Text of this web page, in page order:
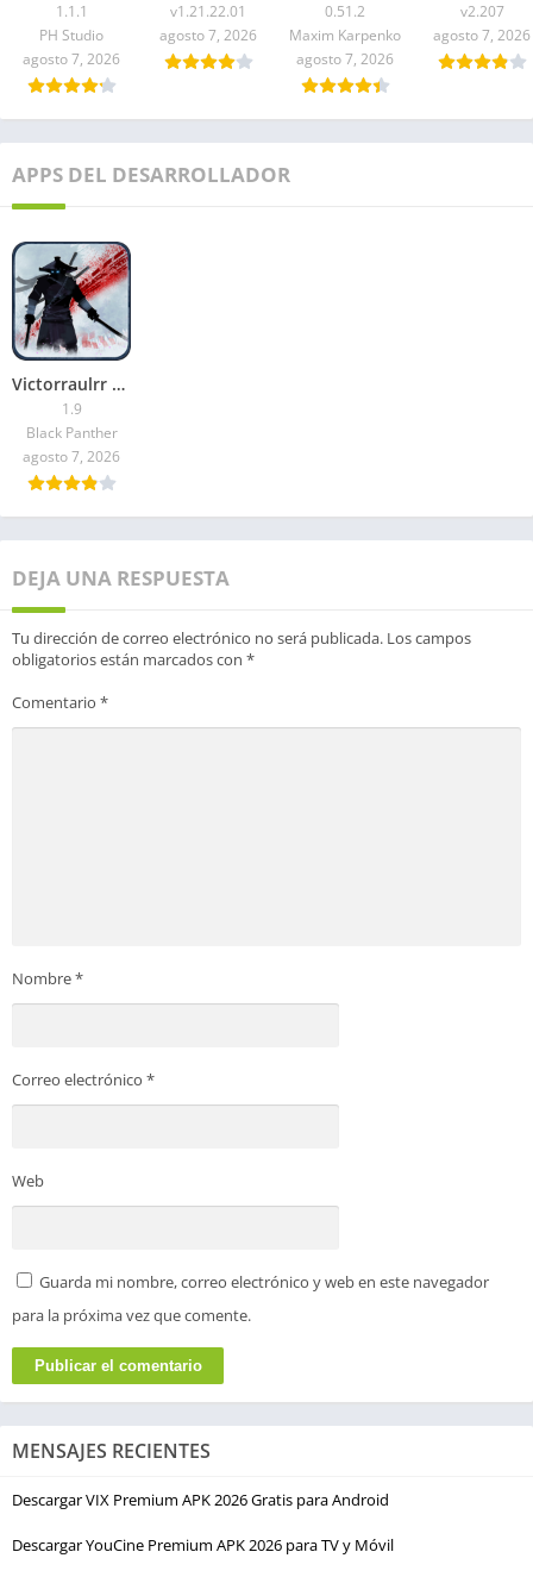
1.1.1
PH Studio
agosto 7, 2026
v1.21.22.01
agosto 7, 2026
0.51.2
Maxim Karpenko
agosto 7, 2026
v2.207
agosto 7, 2026
APPS DEL DESARROLLADOR
Victorraulrr – Descargar Ninja Arashi APK: Dinero infinito
1.9
Black Panther
agosto 7, 2026
DEJA UNA RESPUESTA
Tu dirección de correo electrónico no será publicada. Los campos
obligatorios están marcados con *
Comentario *
Nombre*
Correo electrónico *
Web
Guarda mi nombre, correo electrónico y web en este navegador
para la próxima vez que comente.
MENSAJES RECIENTES
Descargar VIX Premium APK 2026 Gratis para Android
Descargar YouCine Premium APK 2026 para TV y Móvil